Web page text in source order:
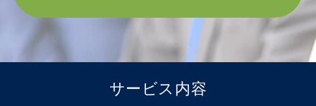
サービス内容